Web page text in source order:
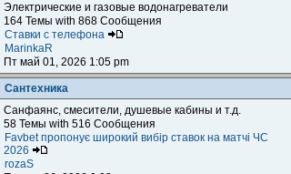
Электрические и газовые водонагреватели
164 Темы with 868 Сообщения
Ставки с телефона
MarinkaR
Пт май 01, 2026 1:05 pm
Сантехника
Санфаянс, смесители, душевые кабины и т.д.
58 Темы with 516 Сообщения
Favbet пропонує широкий вибір ставок на матчі ЧС
2026
rozaS